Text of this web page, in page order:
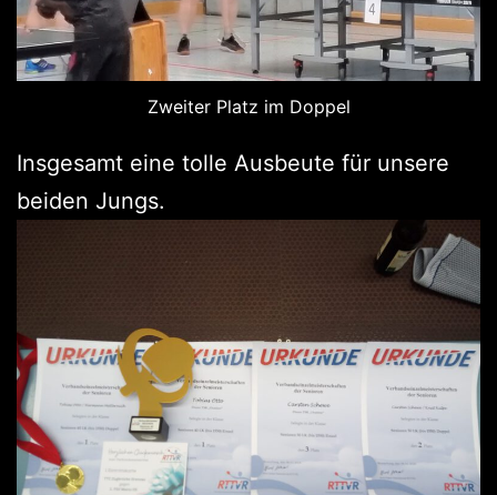
Zweiter Platz im Doppel
Insgesamt eine tolle Ausbeute für unsere
beiden Jungs.